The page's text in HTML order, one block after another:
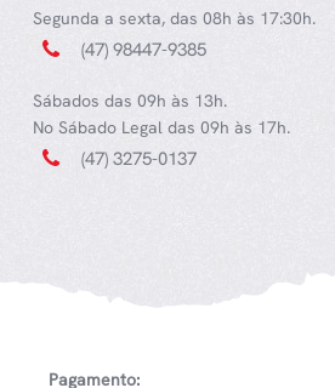
Segunda a sexta, das 08h às 17:30h.
(47) 98447-9385
Sábados das 09h às 13h.
No Sábado Legal das 09h às 17h.
(47) 3275-0137
Pagamento: